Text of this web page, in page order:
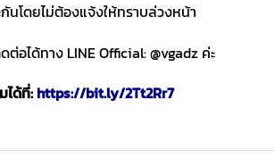
นโดยไม่ต้องแจ้งให้ทราบล่วงหน้า
ได้ทาง LINE Official: @vgadz ค่ะ
ได้ที่:https://bit.ly/2Tt2Rr7